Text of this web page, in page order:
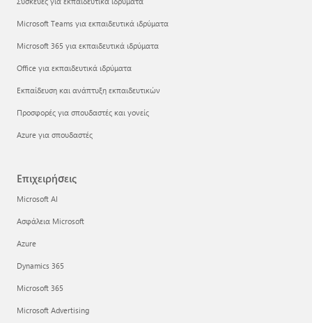
Microsoft Teams για εκπαιδευτικά ιδρύματα
Microsoft 365 για εκπαιδευτικά ιδρύματα
Office για εκπαιδευτικά ιδρύματα
Εκπαίδευση και ανάπτυξη εκπαιδευτικών
Προσφορές για σπουδαστές και γονείς
Azure για σπουδαστές
Επιχειρήσεις
Microsoft AI
Ασφάλεια Microsoft
Azure
Dynamics 365
Microsoft 365
Microsoft Advertising